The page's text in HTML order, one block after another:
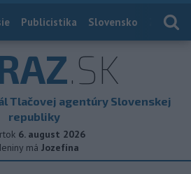
Publicistika Slovensko
.SK
Tlačovej agentúry Slovenskej
republiky
6. august 2026
má Jozefína